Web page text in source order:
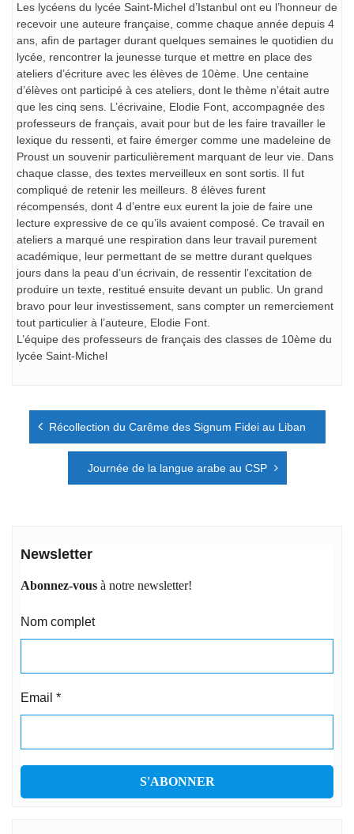
Les lycéens du lycée Saint-Michel d’Istanbul ont eu l’honneur de
recevoir une auteure française, comme chaque année depuis 4
ans, afin de partager durant quelques semaines le quotidien du
lycée, rencontrer la jeunesse turque et mettre en place des
ateliers d’écriture avec les élèves de 10ème. Une centaine
d’élèves ont participé à ces ateliers, dont le thème n’était autre
que les cinq sens. L’écrivaine, Elodie Font, accompagnée des
professeurs de français, avait pour but de les faire travailler le
lexique du ressenti, et faire émerger comme une madeleine de
Proust un souvenir particulièrement marquant de leur vie. Dans
chaque classe, des textes merveilleux en sont sortis. Il fut
compliqué de retenir les meilleurs. 8 élèves furent
récompensés, dont 4 d’entre eux eurent la joie de faire une
lecture expressive de ce qu’ils avaient composé. Ce travail en
ateliers a marqué une respiration dans leur travail purement
académique, leur permettant de se mettre durant quelques
jours dans la peau d’un écrivain, de ressentir l’excitation de
produire un texte, restitué ensuite devant un public. Un grand
bravo pour leur investissement, sans compter un remerciement
tout particulier à l’auteure, Elodie Font.
L’équipe des professeurs de français des classes de 10ème du
lycée Saint-Michel
Navigation
Récollection du Carême des Signum Fidei au Liban
Journée de la langue arabe au CSP
Newsletter
Abonnez-vous à notre newsletter!
Nom complet
Email *